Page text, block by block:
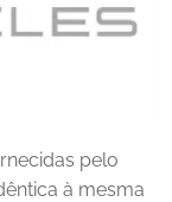
pelo
à mesma